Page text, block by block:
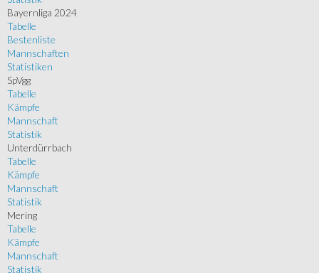
Bayernliga 2024
Tabelle
Bestenliste
Mannschaften
Statistiken
SpVgg
Tabelle
Kämpfe
Mannschaft
Statistik
Unterdürrbach
Tabelle
Kämpfe
Mannschaft
Statistik
Mering
Tabelle
Kämpfe
Mannschaft
Statistik